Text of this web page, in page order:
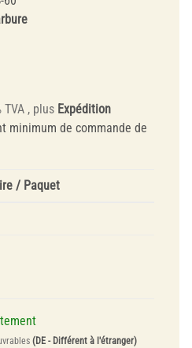
TVA , plus Expédition
minimum de commande de
/ Paquet
(DE - Différent à l'étranger)